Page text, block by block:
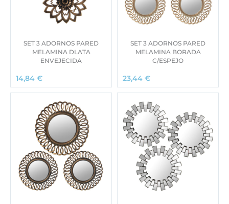
SET 3 ADORNOS PARED
MELAMINA DLATA
ENVEJECIDA
14,84 €
SET 3 ADORNOS PARED
MELAMINA BORADA
C/ESPEJO
23,44 €